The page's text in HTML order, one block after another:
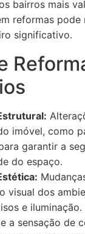
bairros mais
reformas pode
significativo.
imóvel, como
garantir a
do espaço.
visual dos
e iluminação.
a sensação de